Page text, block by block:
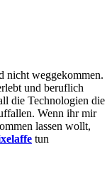
nicht weggekommen.
und beruflich
die Technologien die
Wenn ihr mir
lassen wollt,
tun